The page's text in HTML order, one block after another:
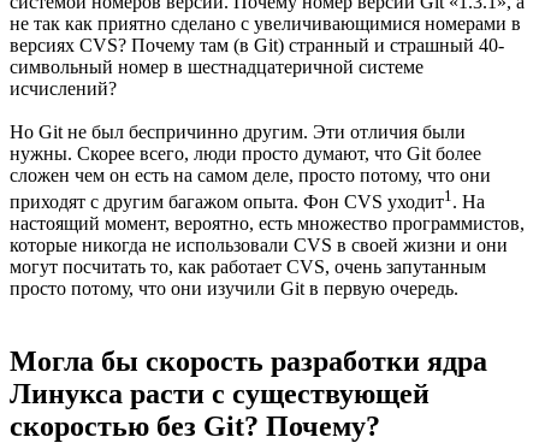
не так как приятно сделано с увеличивающимися номерами в
версиях CVS? Почему там (в Git) странный и страшный 40-
символьный номер в шестнадцатеричной системе
исчислений?
Но Git не был беспричинно другим. Эти отличия были
нужны. Скорее всего, люди просто думают, что Git более
сложен чем он есть на самом деле, просто потому, что они
приходят с другим багажом опыта. Фон CVS уходит1 . На
настоящий момент, вероятно, есть множество программистов,
которые никогда не использовали CVS в своей жизни и они
могут посчитать то, как работает CVS, очень запутанным
просто потому, что они изучили Git в первую очередь.
Могла бы скорость разработки ядра
Линукса расти с существующей
скоростью без Git? Почему?